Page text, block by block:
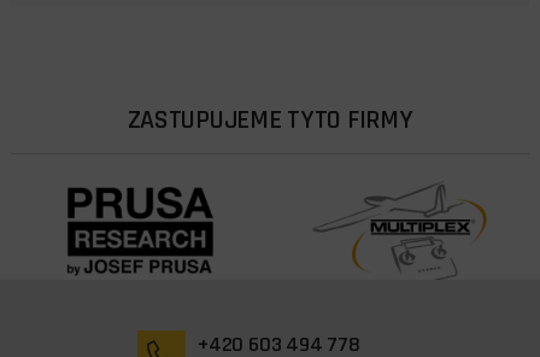
ZASTUPUJEME TYTO FIRMY
+420 603 494 778